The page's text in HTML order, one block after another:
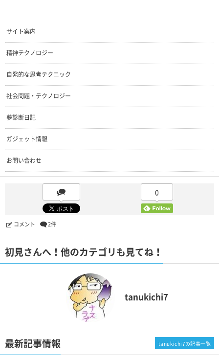
サイト案内
精神テクノロジー
自発的な思考テクニック
社会問題・テクノロジー
夢診断日記
ガジェット情報
お問い合わせ
0
コメント 2件
初見さんへ！他のカテゴリも見てね！
tanukichi7
最新記事情報 tanukichi7の記事一覧